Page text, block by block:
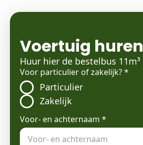
Voertuig huren
Huur hier de bestelbus 11m³
Voor particulier of zakelijk?*
Particulier
Zakelijk
Voor- en achternaam *